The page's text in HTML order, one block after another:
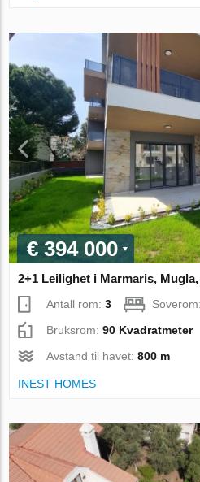
€ 394 000
2+1 Leilighet i Marmaris, Mugla,
Antall rom:3
Bruksrom:90 Kvadratmeter
Avstand til havet:800 m
INEST HOMES